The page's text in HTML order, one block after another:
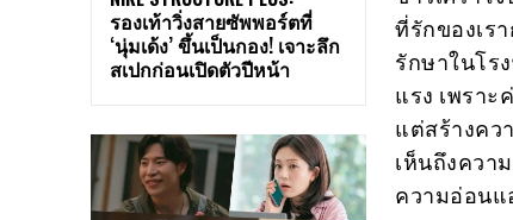
รองเท้าวิ่งสายซัพพอร์ตที่
‘นุ่มเด้ง’ ขึ้นเป็นกอง! เจาะลึก
สเปกก่อนเปิดตัวปีหน้า
ที่รักของเร
รักษาในโร
แรง เพราะ
แต่สร้างคว
เห็นถึงควา
ความอ่อนแ